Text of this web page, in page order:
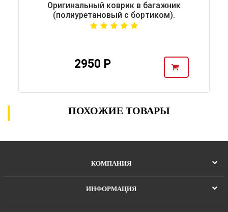
Оригинальный коврик в багажник
(полиуретановый с бортиком).
2950 Р
ПОХОЖИЕ ТОВАРЫ
КОМПАНИЯ
ИНФОРМАЦИЯ